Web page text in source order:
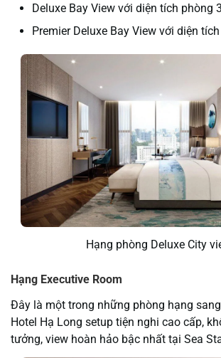
Deluxe Bay View với diện tích phòng
Premier Deluxe Bay View với diện
Hạng phòng Deluxe City
Hạng Executive Room
Đây là một trong những phòng hạng
Hotel Hạ Long setup tiện nghi cao cấp,
tưởng, view hoàn hảo bậc nhất tại Sea